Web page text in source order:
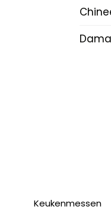
Keukenmessen